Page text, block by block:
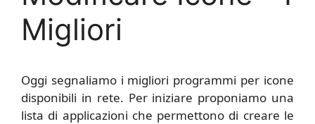
Migliori
Oggi segnaliamo i migliori programmi per icone
disponibili in rete. Per iniziare proponiamo una
lista di applicazioni che permettono di creare le